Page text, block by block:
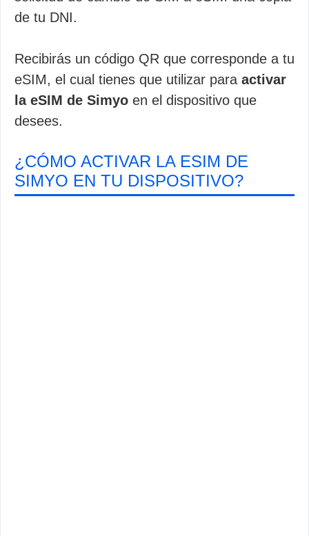
de tu DNI.
Recibirás un código QR que corresponde a tu
eSIM, el cual tienes que utilizar para activar
la eSIM de Simyo en el dispositivo que
desees.
¿CÓMO ACTIVAR LA ESIM DE
SIMYO EN TU DISPOSITIVO?